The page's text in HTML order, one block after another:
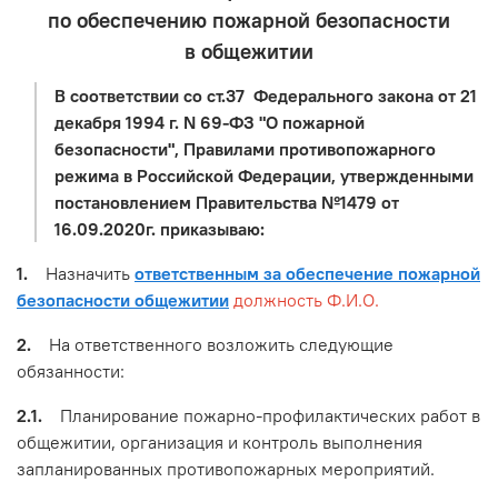
по обеспечению пожарной безопасности
в общежитии
В соответствии со ст.37 Федерального закона от 21
декабря 1994 г. N 69-ФЗ "О пожарной
безопасности", Правилами противопожарного
режима в Российской Федерации, утвержденными
постановлением Правительства №1479 от
16.09.2020г. приказываю:
1.
Назначить ответственным за обеспечение пожарной
безопасности общежитии должность Ф.И.О.
2. На ответственного возложить следующие
обязанности:
2.1. Планирование пожарно-профилактических работ в
общежитии, организация и контроль выполнения
запланированных противопожарных мероприятий.